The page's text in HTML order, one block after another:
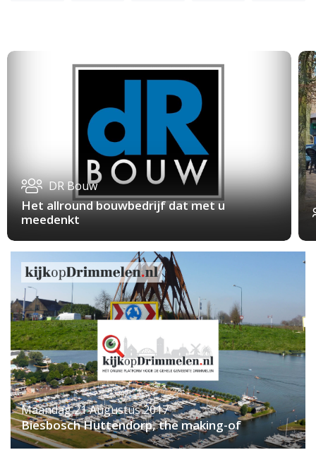
DR Bouw
Het allround bouwbedrijf dat met u
meedenkt
Maandag 21 Augustus 2017
Biesbosch Huttendorp, the making-of